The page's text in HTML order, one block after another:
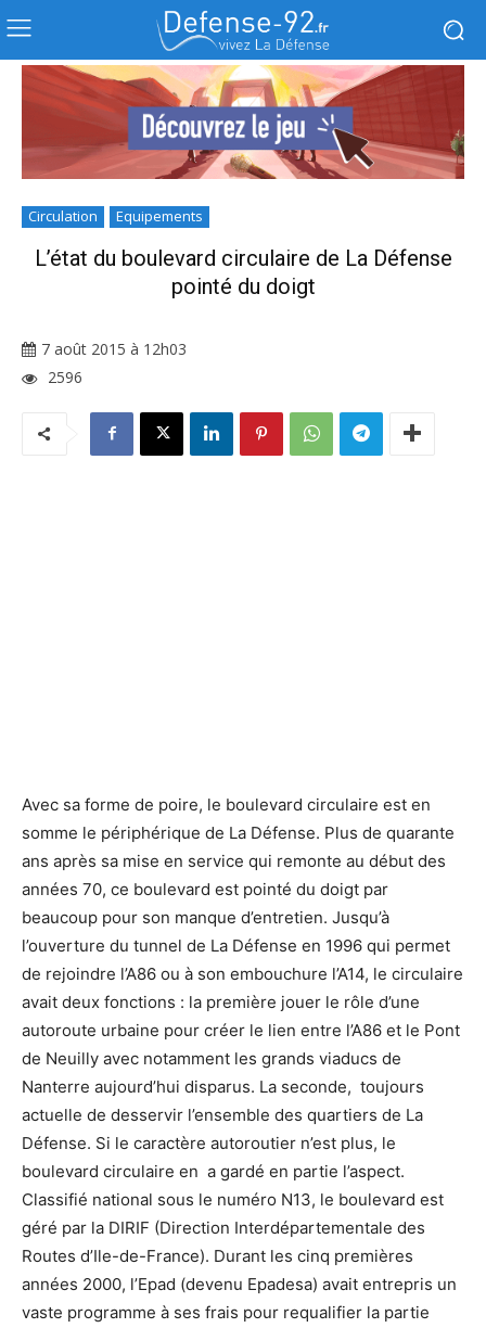
Circulation Equipements
L’état du boulevard circulaire de La Défense
pointé du doigt
7 août 2015 à 12h03
2596
Avec sa forme de poire, le boulevard circulaire est en
somme le périphérique de La Défense. Plus de quarante
ans après sa mise en service qui remonte au début des
années 70, ce boulevard est pointé du doigt par
beaucoup pour son manque d’entretien. Jusqu’à
l’ouverture du tunnel de La Défense en 1996 qui permet
de rejoindre l’A86 ou à son embouchure l’A14, le circulaire
avait deux fonctions : la première jouer le rôle d’une
autoroute urbaine pour créer le lien entre l’A86 et le Pont
de Neuilly avec notamment les grands viaducs de
Nanterre aujourd’hui disparus. La seconde, toujours
actuelle de desservir l’ensemble des quartiers de La
Défense. Si le caractère autoroutier n’est plus, le
boulevard circulaire en a gardé en partie l’aspect.
Classifié national sous le numéro N13, le boulevard est
géré par la DIRIF (Direction Interdépartementale des
Routes d’Ile-de-France). Durant les cinq premières
années 2000, l’Epad (devenu Epadesa) avait entrepris un
vaste programme à ses frais pour requalifier la partie